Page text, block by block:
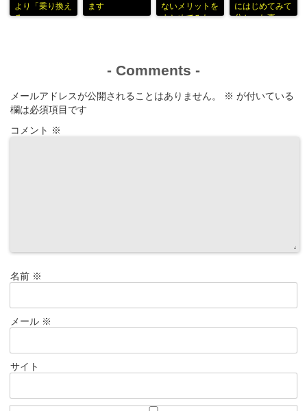
より「乗り換え
る」
ます
ないメリットを
まとめてみた
にはじめてみて
分かった事
- Comments -
メールアドレスが公開されることはありません。 ※ が付いている
欄は必須項目です
コメント ※
名前 ※
メール ※
サイト